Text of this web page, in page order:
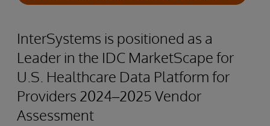
InterSystems is positioned as a
Leader in the IDC MarketScape for
U.S. Healthcare Data Platform for
Providers 2024–2025 Vendor
Assessment